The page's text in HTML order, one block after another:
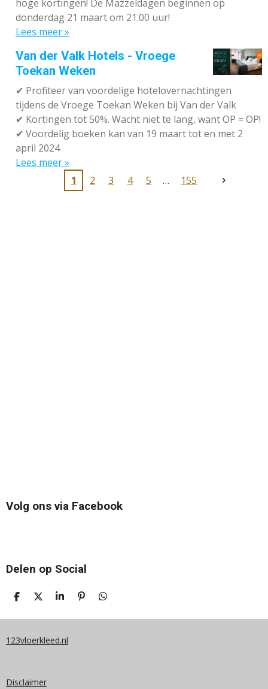
hoge kortingen! De Mazzeldagen beginnen op
donderdag 21 maart om 21.00 uur!
Lees meer »
Van der Valk Hotels - Vroege
Toekan Weken
✔ Profiteer van voordelige hotelovernachtingen
tijdens de Vroege Toekan Weken bij Van der Valk
✔ Kortingen tot 50%. Wacht niet te lang, want OP = OP!
✔ Voordelig boeken kan van 19 maart tot en met 2
april 2024
Lees meer »
1
2 3 4 5 155
Volg ons via Facebook
Delen op Social
D
L
N
D
E
S
A
E
P
N
D
L
123vloerkleed.nl
Disclaimer